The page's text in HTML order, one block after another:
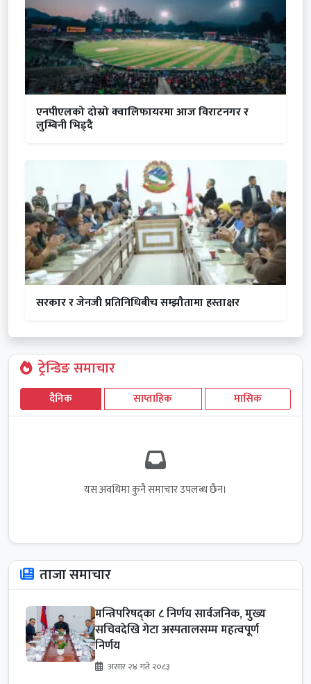
एनपीएलको दोस्रो क्वालिफायरमा आज विराटनगर र
लुम्बिनी भिड्दै
सरकार र जेनजी प्रतिनिधिबीच सम्झौतामा हस्ताक्षर
ट्रेन्डिङ समाचार
दैनिक साप्ताहिक मासिक
यस अवधिमा कुनै समाचार उपलब्ध छैन।
ताजा समाचार
मन्त्रिपरिषद्का ८ निर्णय सार्वजनिक, मुख्य
सचिवदेखि गेटा अस्पतालसम्म महत्वपूर्ण
निर्णय
असार २४ गते २०८३